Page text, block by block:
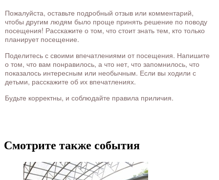
Пожалуйста, оставьте подробный отзыв или комментарий,
чтобы другим людям было проще принять решение по поводу
посещения! Расскажите о том, что стоит знать тем, кто только
планирует посещение.
Поделитесь с своими впечатлениями от посещения. Напишите
о том, что вам понравилось, а что нет, что запомнилось, что
показалось интересным или необычным. Если вы ходили с
детьми, расскажите об их впечатлениях.
Будьте корректны, и соблюдайте правила приличия.
Смотрите также события